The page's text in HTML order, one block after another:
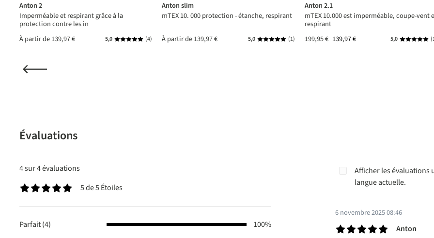
de 5 sur 5 étoiles
Anton 2
Imperméable et respirant grâce à la
protection contre les in
À partir de139,97 € 5,0 Note moyenne de 5 sur 5 étoiles
(4)
Anton slim
mTEX 10. 000 protection - étanche, respirant
À partir de139,97 € 5,0 Note moyenne de 5 sur 5 étoiles
(1)
Anton 2.1
mTEX 10.000 est imperméable, coupe-vent
respirant
199,95 € 139,97 € 5,0 Note
Évaluations
4 sur 4 évaluations
5 de 5 Étoiles
Parfait (4)
100%
Afficher les évaluations
langue actuelle.
6 novembre 2025 08:46
Anton